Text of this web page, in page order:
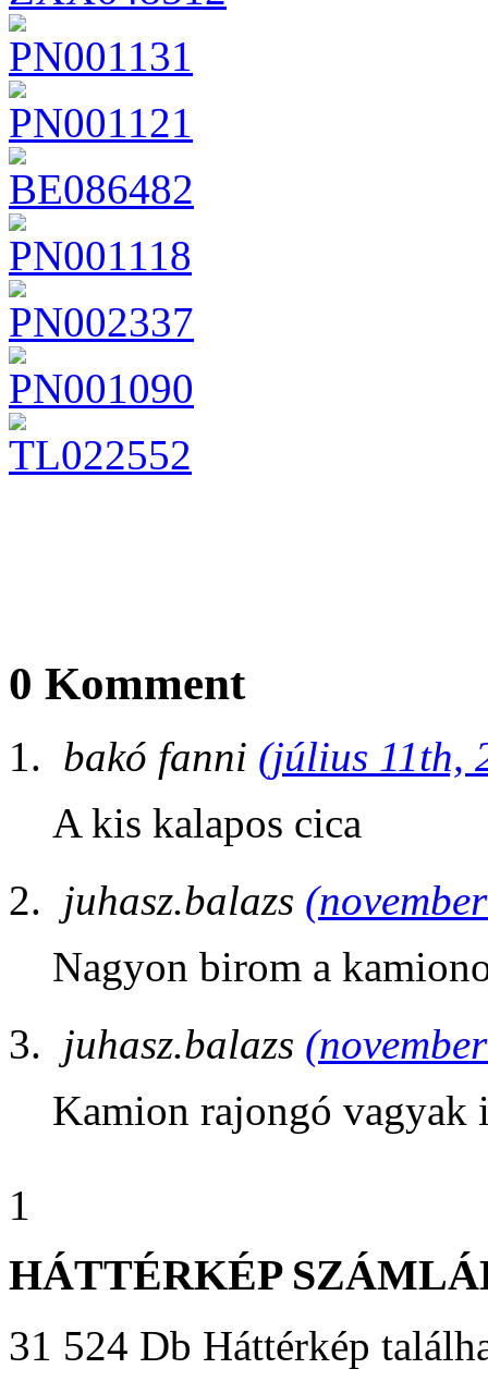
0 Komment
bakó fanni (július 11th,
A kis kalapos cica
juhasz.balazs
Nagyon birom a
juhasz.balazs
Kamion rajongó vagyak
1
HÁTTÉRKÉP
31 524 Db Háttérkép